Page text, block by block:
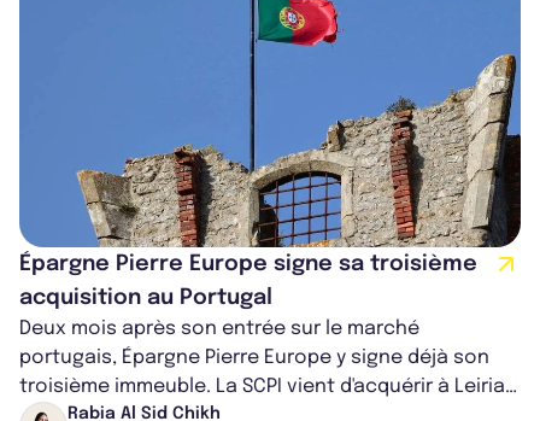
Épargne Pierre Europe signe sa troisième
acquisition au Portugal
Deux mois après son entrée sur le marché
portugais, Épargne Pierre Europe y signe déjà son
troisième immeuble. La SCPI vient d'acquérir à Leiria,
dans le centre du pays, un établis...
Rabia Al Sid Chikh